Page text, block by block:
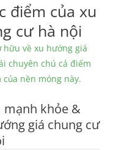
điểm của xu
cư hà nội
về xu hướng giá
chuyên chú cả điểm
nền móng này.
mạnh khỏe &
giá chung cư